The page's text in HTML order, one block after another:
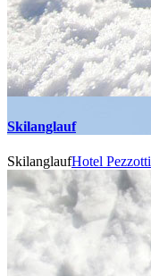
Skilanglauf
SkilanglaufHotel Pezzotti